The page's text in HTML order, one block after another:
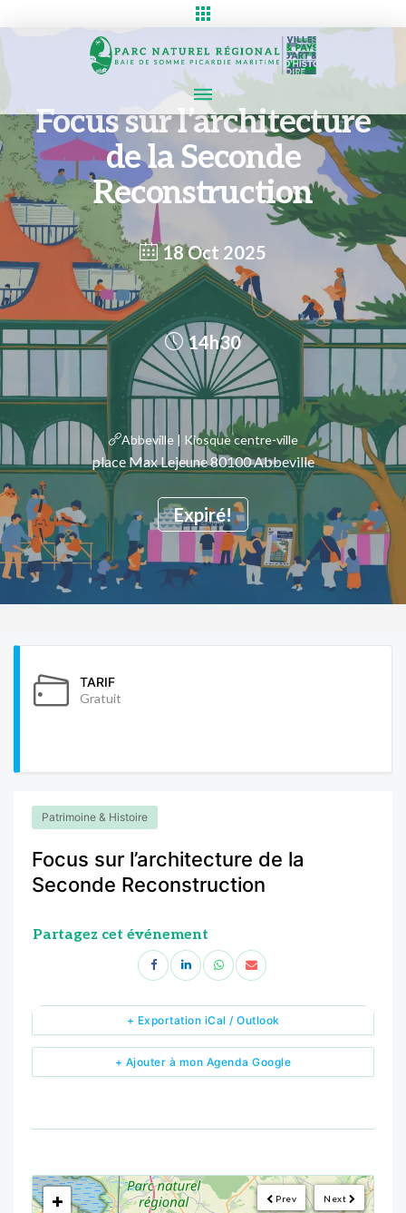
Focus sur l’architecture
de la Seconde
Reconstruction
18 Oct 2025
Expiré!
14h30
Abbeville | Kiosque centre-ville
place Max Lejeune 80100 Abbeville
TARIF
Gratuit
Patrimoine & Histoire
Focus sur l’architecture de la
Seconde Reconstruction
Partagez cet événement
+ Ajouter à mon Agenda Google
+ Exportation iCal / Outlook
Next
Prev
<!---->
+